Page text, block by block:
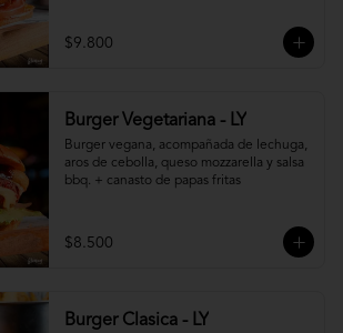
$9.800
Burger Vegetariana - LY
Burger vegana, acompañada de lechuga,
aros de cebolla, queso mozzarella y salsa
bbq. + canasto de papas fritas
$8.500
Burger Clasica - LY